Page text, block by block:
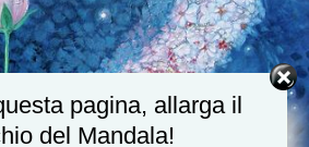
pagina, allarga il
del Mandala!